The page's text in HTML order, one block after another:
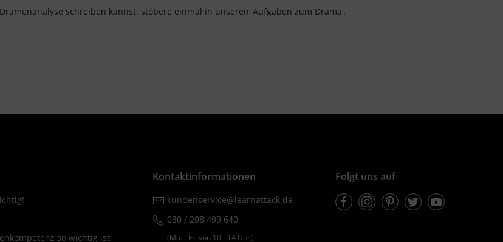
schreiben kannst, stöbere einmal in unseren Aufgaben zum Drama .
so wichtig ist
Kontaktinformationen
kundenservice@learnattack.de
030 / 208 499 640
(Mo. ‐ Fr. von 10 ‐ 14 Uhr)
Folgt uns auf
FacebookInstagramPinterestTwitterYoutube